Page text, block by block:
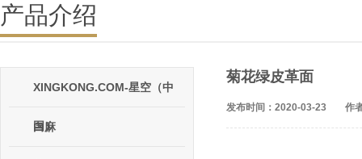
产品介绍
XINGKONG.COM-星空（中
国）
白麻
菊花绿皮革面
发布时间：2020-03-23 作